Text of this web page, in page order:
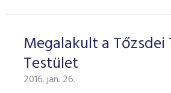
Megalakult a Tőzsdei
Testület
2016. jan. 26.